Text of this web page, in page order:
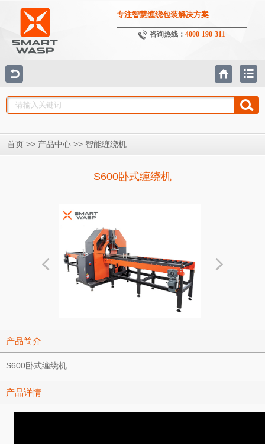
专注智慧缠绕包装解决方案
咨询热线： 4000-190-311
首页 >> 产品中心 >> 智能缠绕机
S600卧式缠绕机
产品简介
S600卧式缠绕机
产品详情